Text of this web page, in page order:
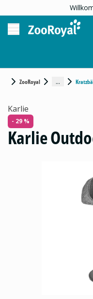
ZooRoyal ...
Karlie
- 29 %
Karlie